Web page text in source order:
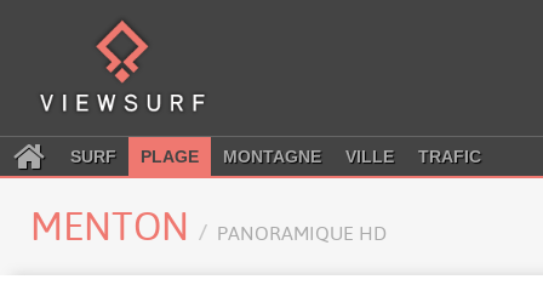
SURF PLAGE MONTAGNE VILLE TRAFIC
MENTON PANORAMIQUE HD